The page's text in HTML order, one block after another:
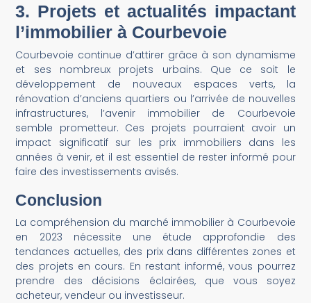
3. Projets et actualités impactant
l’immobilier à Courbevoie
Courbevoie continue d’attirer grâce à son dynamisme
et ses nombreux projets urbains. Que ce soit le
développement de nouveaux espaces verts, la
rénovation d’anciens quartiers ou l’arrivée de nouvelles
infrastructures, l’avenir immobilier de Courbevoie
semble prometteur. Ces projets pourraient avoir un
impact significatif sur les prix immobiliers dans les
années à venir, et il est essentiel de rester informé pour
faire des investissements avisés.
Conclusion
La compréhension du marché immobilier à Courbevoie
en 2023 nécessite une étude approfondie des
tendances actuelles, des prix dans différentes zones et
des projets en cours. En restant informé, vous pourrez
prendre des décisions éclairées, que vous soyez
acheteur, vendeur ou investisseur.